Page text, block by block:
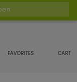
FAVORITES CART